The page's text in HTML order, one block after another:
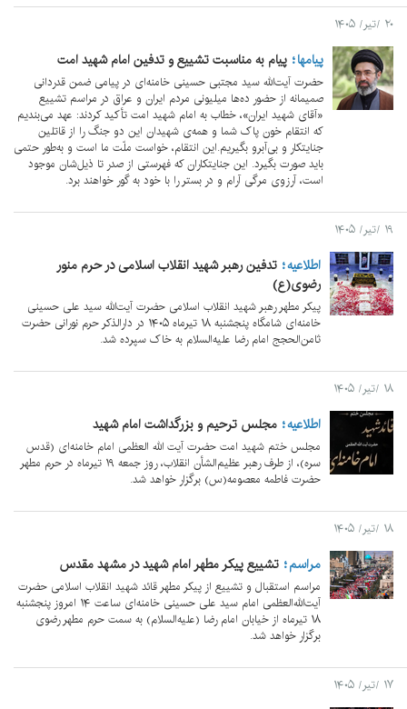
۲۰ /تیر/ ۱۴۰۵
پيامها پیام به مناسبت تشییع و تدفین امام شهید امت
حضرت آیت‌الله سید مجتبی حسینی خامنه‌ای در پیامی ضمن قدردانی
صمیمانه از حضور ده‌ها میلیونی مردم ایران و عراق در مراسم تشییع
«آقای شهید ایران»، خطاب به امام شهید امت تأکید کردند: عهد می‌بندیم
که انتقام خون پاک شما و همه‌‌ی شهیدان این دو جنگ را از قاتلین
جنایتکار و بی‌آبرو بگیریم.این انتقام، خواست ملّت ما است و به‌طور حتمی
باید صورت بگیرد. این جنایتکاران که فهرستی از صدر تا ذیل‌شان موجود
است، آرزوی مرگی آرام و در بستر را با خود به گور خواهند برد.
۱۹ /تیر/ ۱۴۰۵
اطلاعیه تدفین رهبر شهید انقلاب اسلامی در حرم منور
رضوی(ع)
پیکر مطهر رهبر شهید انقلاب اسلامی حضرت آیت‌الله سید علی حسینی
خامنه‌ای شامگاه پنجشنبه ۱۸ تیرماه ۱۴۰۵ در دارالذکر حرم نورانی حضرت
ثامن‌الحجج امام رضا علیه‌السلام به خاک سپرده شد.
۱۸ /تیر/ ۱۴۰۵
اطلاعیه مجلس ترحیم و بزرگداشت امام شهید
مجلس ختم شهید امت حضرت آیت‌ الله العظمی امام خامنه‌ای (قدس
سره)، از طرف رهبر عظیم‌الشأن انقلاب، روز جمعه ۱۹ تیرماه در حرم مطهر
حضرت فاطمه معصومه(س) برگزار خواهد شد.
۱۸ /تیر/ ۱۴۰۵
مراسم تشییع پیکر مطهر امام شهید در مشهد مقدس
مراسم استقبال و تشییع از پیکر مطهر قائد شهید انقلاب اسلامی حضرت
آیت‌الله‌العظمی امام سید علی حسینی خامنه‌ای ساعت ۱۴ امروز پنجشنبه
۱۸ تیرماه از خیابان امام رضا (علیه‌السلام) به سمت حرم مطهر رضوی
برگزار خواهد شد.
۱۷ /تیر/ ۱۴۰۵